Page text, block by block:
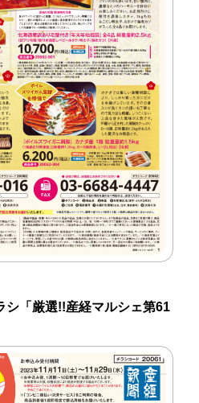
「厳選!!産経マルシェ第61